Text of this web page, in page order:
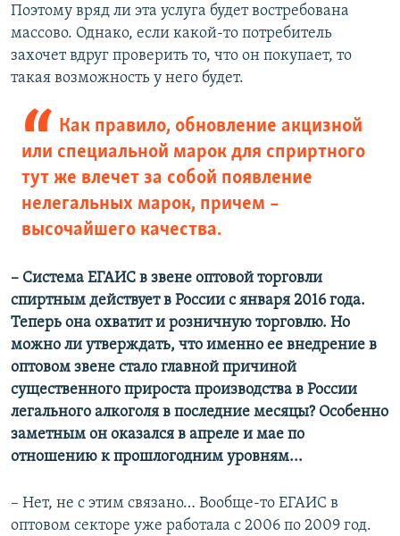
Поэтому вряд ли эта услуга будет востребована
массово. Однако, если какой-то потребитель
захочет вдруг проверить то, что он покупает, то
такая возможность у него будет.
Как правило, обновление акцизной
или специальной марок для сприртного
тут же влечет за собой появление
нелегальных марок, причем –
высочайшего качества.
– ​Система ЕГАИС в звене оптовой торговли
спиртным действует в России с января 2016 года.
Теперь она охватит и розничную торговлю. Но
можно ли утверждать, что именно ее внедрение в
оптовом звене стало главной причиной
существенного прироста производства в России
легального алкоголя в последние месяцы? Особенно
заметным он оказался в апреле и мае по
отношению к прошлогодним уровням...
– Нет, не с этим связано… Вообще-то ЕГАИС в
оптовом секторе уже работала с 2006 по 2009 год.